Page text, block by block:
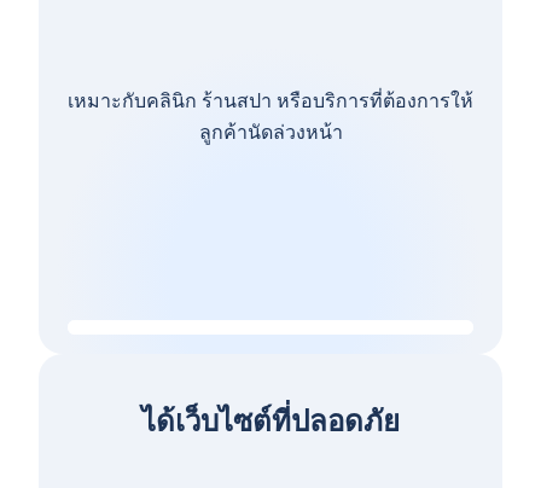
เหมาะกับคลินิก ร้านสปา หรือบริการที่ต้องการให้
ลูกค้านัดล่วงหน้า
ได้เว็บไซต์ที่ปลอดภัย